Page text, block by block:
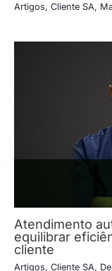
Artigos, Cliente SA,
Atendimento
equilibrar
cliente
Artigos, Cliente SA,